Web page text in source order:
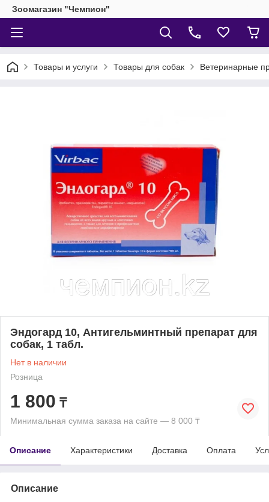
Зоомагазин "Чемпион"
Товары и услуги Товары для собак Ветеринарные
Эндогард 10, Антигельминтный препарат для
собак, 1 табл.
Нет в наличии
Розница
1 800 ₸
Минимальная сумма заказа на сайте — 8 000 ₸
Описание Характеристики Доставка Оплата
Описание